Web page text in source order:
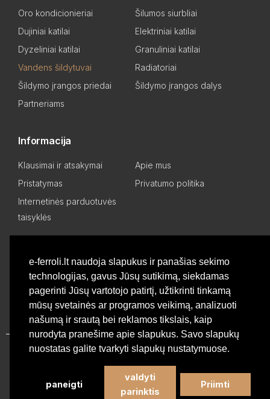
e-ferroli.lt naudoja slapukus ir panašias sekimo
technologijas, gavus Jūsų sutikimą, siekdamas
pagerinti Jūsų vartotojo patirtį, užtikrinti tinkamą
mūsų svetainės ar programos veikimą, analizuoti
našumą ir srautą bei reklamos tikslais, kaip
nurodyta pranešime apie slapukus. Savo slapukų
nuostatas galite tvarkyti slapukų nustatymuose.
paneigti
valdyti
parinktis
Priimti
Oro kondicionieriai
Šilumos siurbliai
Dujiniai katilai
Elektriniai katilai
Dyzeliniai katilai
Granuliniai katilai
Vandens šildytuvai
Radiatoriai
Šildymo įrangos priedai
Šildymo įrangos dalys
Partneriams
Informacija
Klausimai ir atsakymai
Apie mus
Pristatymas
Privatumo politika
Internetinės parduotuvės
taisyklės
Asmeninis kabinetas
Pageidavimų sąrašas
Palyginti produktus
Basket
Profesionali Ferroli šildymo įranga 2026 - Visos teisės
Privatumo politika